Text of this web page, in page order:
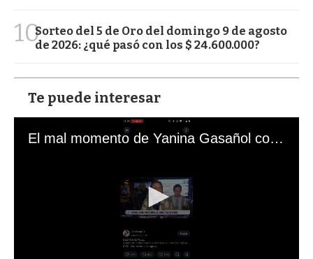
10Sorteo del 5 de Oro del domingo 9 de agosto
de 2026: ¿qué pasó con los $ 24.600.000?
Te puede interesar
El mal momento de Yanina Gasañol con un hincha argentino en "Subrayado"